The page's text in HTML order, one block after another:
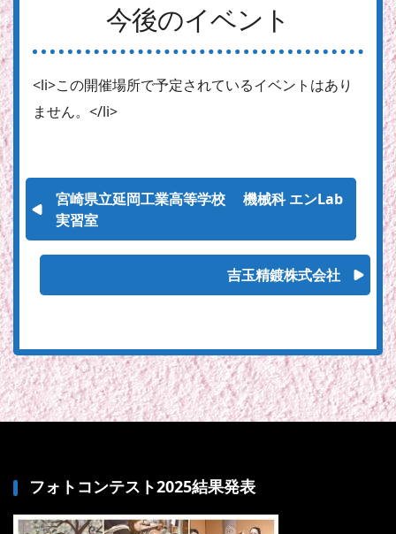
今後のイベント
<li>この開催場所で予定されているイベントはあり
ません。</li>
宮崎県立延岡工業高等学校 機械科 エンLab
実習室
吉玉精鍍株式会社
フォトコンテスト2025結果発表